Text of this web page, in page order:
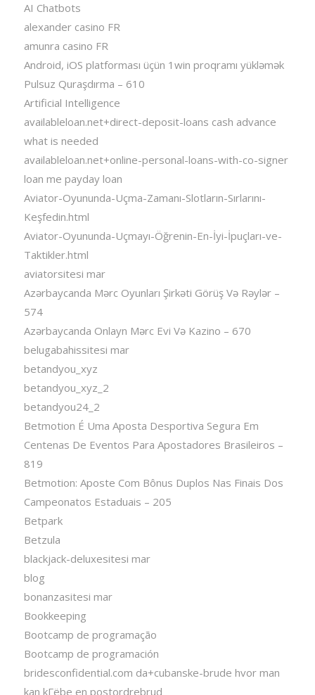
AI Chatbots
alexander casino FR
amunra casino FR
Android, iOS platforması üçün 1win proqramı yükləmək
Pulsuz Quraşdırma – 610
Artificial Intelligence
availableloan.net+direct-deposit-loans cash advance
what is needed
availableloan.net+online-personal-loans-with-co-signer
loan me payday loan
Aviator-Oyununda-Uçma-Zamanı-Slotların-Sırlarını-
Keşfedin.html
Aviator-Oyununda-Uçmayı-Öğrenin-En-İyi-İpuçları-ve-
Taktikler.html
aviatorsitesi mar
Azərbaycanda Mərc Oyunları Şirkəti Görüş Və Rəylər –
574
Azərbaycanda Onlayn Mərc Evi Və Kazino – 670
belugabahissitesi mar
betandyou_xyz
betandyou_xyz_2
betandyou24_2
Betmotion É Uma Aposta Desportiva Segura Em
Centenas De Eventos Para Apostadores Brasileiros –
819
Betmotion: Aposte Com Bônus Duplos Nas Finais Dos
Campeonatos Estaduais – 205
Betpark
Betzula
blackjack-deluxesitesi mar
blog
bonanzasitesi mar
Bookkeeping
Bootcamp de programação
Bootcamp de programación
bridesconfidential.com da+cubanske-brude hvor man
kan kГёbe en postordrebrud